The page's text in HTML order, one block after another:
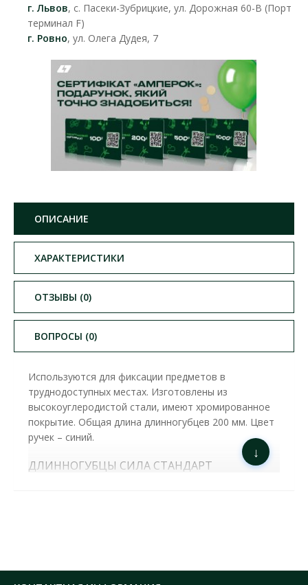
г. Львов, с. Пасеки-Зубрицкие, ул. Дорожная 60-В (Порт
терминал F)
г. Ровно, ул. Олега Дудея, 7
ОПИСАНИЕ
ХАРАКТЕРИСТИКИ
ОТЗЫВЫ (0)
ВОПРОСЫ (0)
Используются для фиксации предметов в
труднодоступных местах. Изготовлены из
высокоуглеродистой стали, имеют хромированное
покрытие. Общая длина длинногубцев 200 мм. Цвет
ручек – синий.
ДЛИННОГУБЦЫ СИЛА СТАНДАРТ
↓